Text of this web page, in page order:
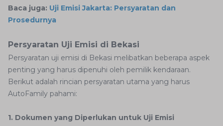
Baca juga: Uji Emisi Jakarta: Persyaratan dan
Prosedurnya
Persyaratan Uji Emisi di Bekasi
Persyaratan uji emisi di Bekasi melibatkan beberapa aspek
penting yang harus dipenuhi oleh pemilik kendaraan.
Berikut adalah rincian persyaratan utama yang harus
AutoFamily pahami:
1. Dokumen yang Diperlukan untuk Uji Emisi